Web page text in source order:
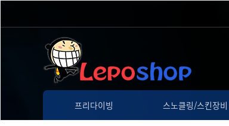
프리다이빙 스노클링/스킨장비